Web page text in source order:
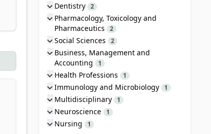
Dentistry 2
Pharmacology, Toxicology and
Pharmaceutics
2
Social Sciences 2
Business, Management and
Accounting
1
Health Professions 1
Immunology and Microbiology 1
Multidisciplinary 1
Neuroscience 1
Nursing 1